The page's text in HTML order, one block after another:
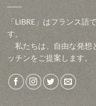
「LIBRE」はフランス語
す。
私たちは、自由な発想
ッチンをご提案します。